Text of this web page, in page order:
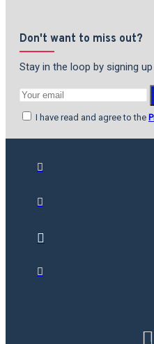
Don't want to miss out?
Stay in the loop by signing
I have read and agree to the